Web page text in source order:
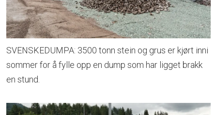
SVENSKEDUMPA: 3500 tonn stein og grus er kjørt inni
sommer for å fylle opp en dump som har ligget brakk
en stund.